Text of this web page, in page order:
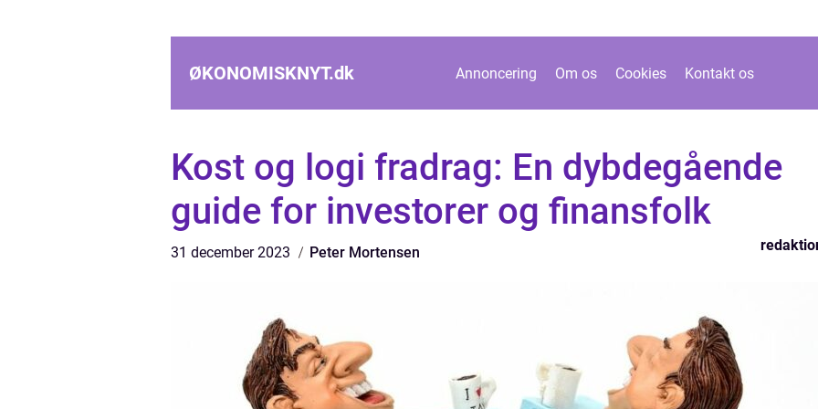
ØKONOMISKNYT.dk Annoncering Om os Cookies Kontakt os
Kost og logi fradrag: En dybdegående
guide for investorer og finansfolk
31 december 2023 Peter Mortensen